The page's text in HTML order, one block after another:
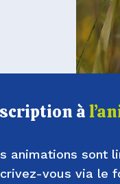
à
animations sont
vous via le